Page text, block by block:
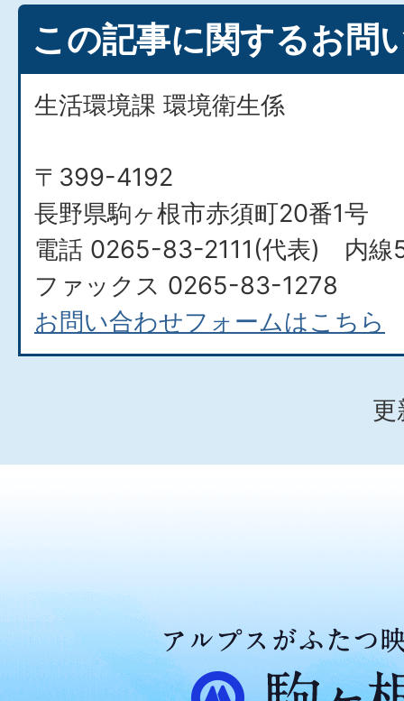
この記事に関するお問
生活環境課 環境衛生係
〒399-4192
長野県駒ヶ根市赤須町20番1号
電話 0265-83-2111(代表) 内線
ファックス 0265-83-1278
お問い合わせフォームはこちら
更
ア
ル